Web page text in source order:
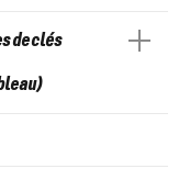
de clés